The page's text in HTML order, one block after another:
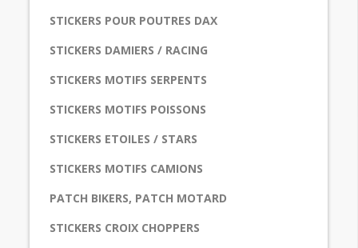
STICKERS POUR POUTRES DAX
STICKERS DAMIERS / RACING
STICKERS MOTIFS SERPENTS
STICKERS MOTIFS POISSONS
STICKERS ETOILES / STARS
STICKERS MOTIFS CAMIONS
PATCH BIKERS, PATCH MOTARD
STICKERS CROIX CHOPPERS